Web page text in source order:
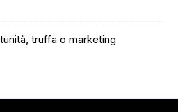
truffa o marketing